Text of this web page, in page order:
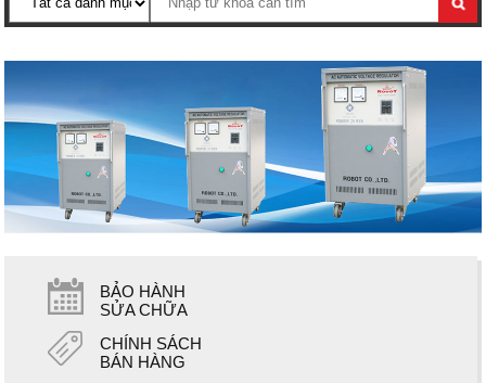
BẢO HÀNH
SỬA CHỮA
CHÍNH SÁCH
BÁN HÀNG